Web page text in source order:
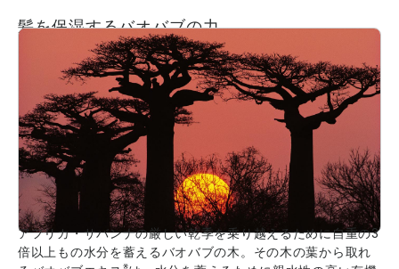
髪を保湿するバオバブの力
アフリカ・サバンナの厳しい乾季を乗り越えるために自重の3
倍以上もの水分を蓄えるバオバブの木。その木の葉から取れ